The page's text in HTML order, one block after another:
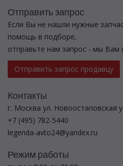
Отправить запрос
Если Вы не нашли нужные
помощь в подборе,
отправьте нам запрос - мы
Отправить запрос продавцу
Контакты
г. Москва ул. Новоостаповская
+7 (495) 782-5440
legenda-avto24@yandex.ru
Режим работы